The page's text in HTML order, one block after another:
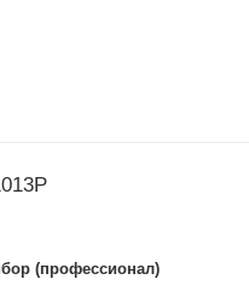
(профессионал)